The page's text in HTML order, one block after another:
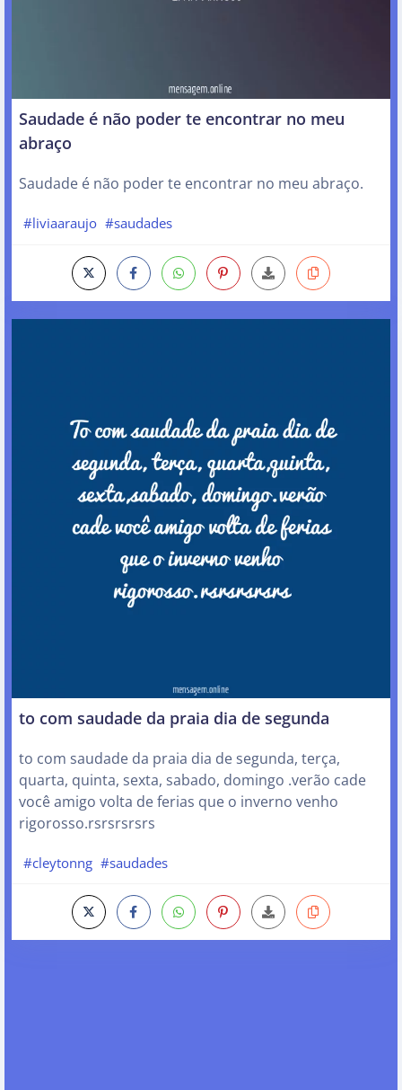
Saudade é não poder te encontrar no meu
abraço
Saudade é não poder te encontrar no meu abraço.
#liviaaraujo #saudades
to com saudade da praia dia de segunda
to com saudade da praia dia de segunda, terça,
quarta, quinta, sexta, sabado, domingo .verão cade
você amigo volta de ferias que o inverno venho
rigorosso.rsrsrsrsrs
#cleytonng #saudades